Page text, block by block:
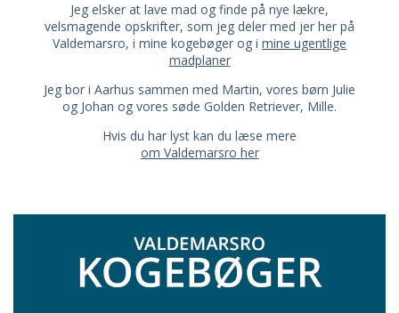
Jeg elsker at lave mad og finde på nye lækre,
velsmagende opskrifter, som jeg deler med jer her på
Valdemarsro, i mine kogebøger og i mine ugentlige
madplaner
Jeg bor i Aarhus sammen med Martin, vores børn Julie
og Johan og vores søde Golden Retriever, Mille.
Hvis du har lyst kan du læse mere
om Valdemarsro her